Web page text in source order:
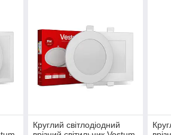
Круглий світлодіодний